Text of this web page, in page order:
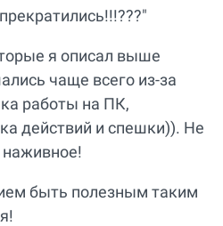
я описал выше
чаще всего из-за
работы на ПК,
действий и спешки)). Не
быть полезным таким